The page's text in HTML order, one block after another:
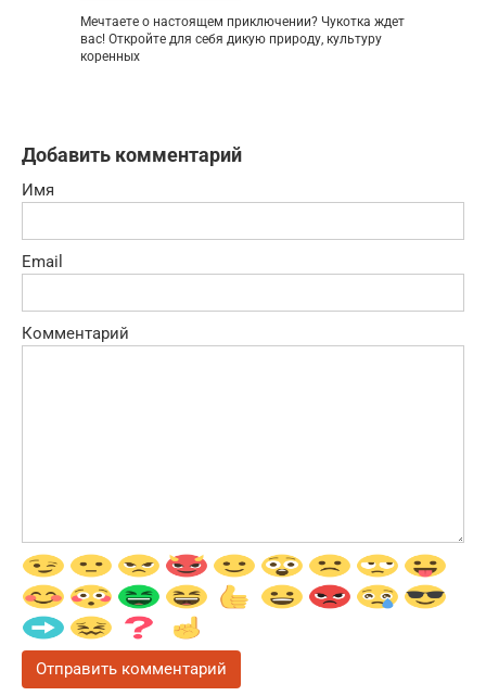
Мечтаете о настоящем приключении? Чукотка ждет
вас! Откройте для себя дикую природу, культуру
коренных
Добавить комментарий
Имя
Email
Комментарий